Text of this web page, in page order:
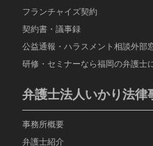
フランチャイズ契約
契約書・議事録
公益通報・ハラスメント相談外部
研修・セミナーなら福岡の弁護士
弁護士法人いかり法律
事務所概要
弁護士紹介